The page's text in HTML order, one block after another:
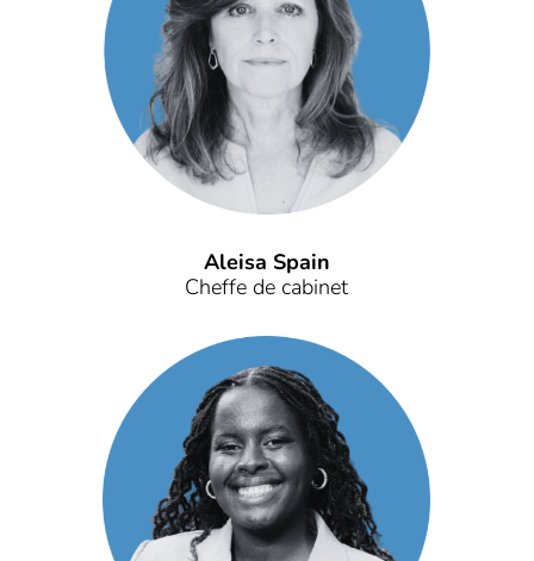
Aleisa Spain
Cheffe de cabinet